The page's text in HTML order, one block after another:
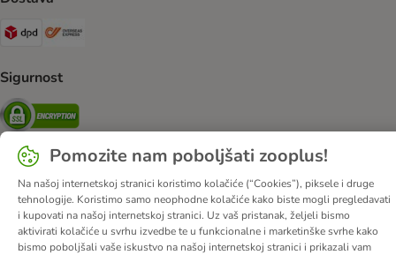
DPD Shipping Method
Sigurnost
Security
O nama Karijere Web stranica tvrtke Impressum
DSA
Opći uvjeti poslovanja
Odustati od ugovora
Kontakt
Troškovi slanja i vrijeme dostave
Načini plaćanja
Pomozite nam poboljšati zooplus!
Na našoj internetskoj stranici koristimo kolačiće (“Cookies”), piksele i druge
tehnologije. Koristimo samo neophodne kolačiće kako biste mogli pregledavati
i kupovati na našoj internetskoj stranici. Uz vaš pristanak, željeli bismo
aktivirati kolačiće u svrhu izvedbe te u funkcionalne i marketinške svrhe kako
bismo poboljšali vaše iskustvo na našoj internetskoj stranici i prikazali vam